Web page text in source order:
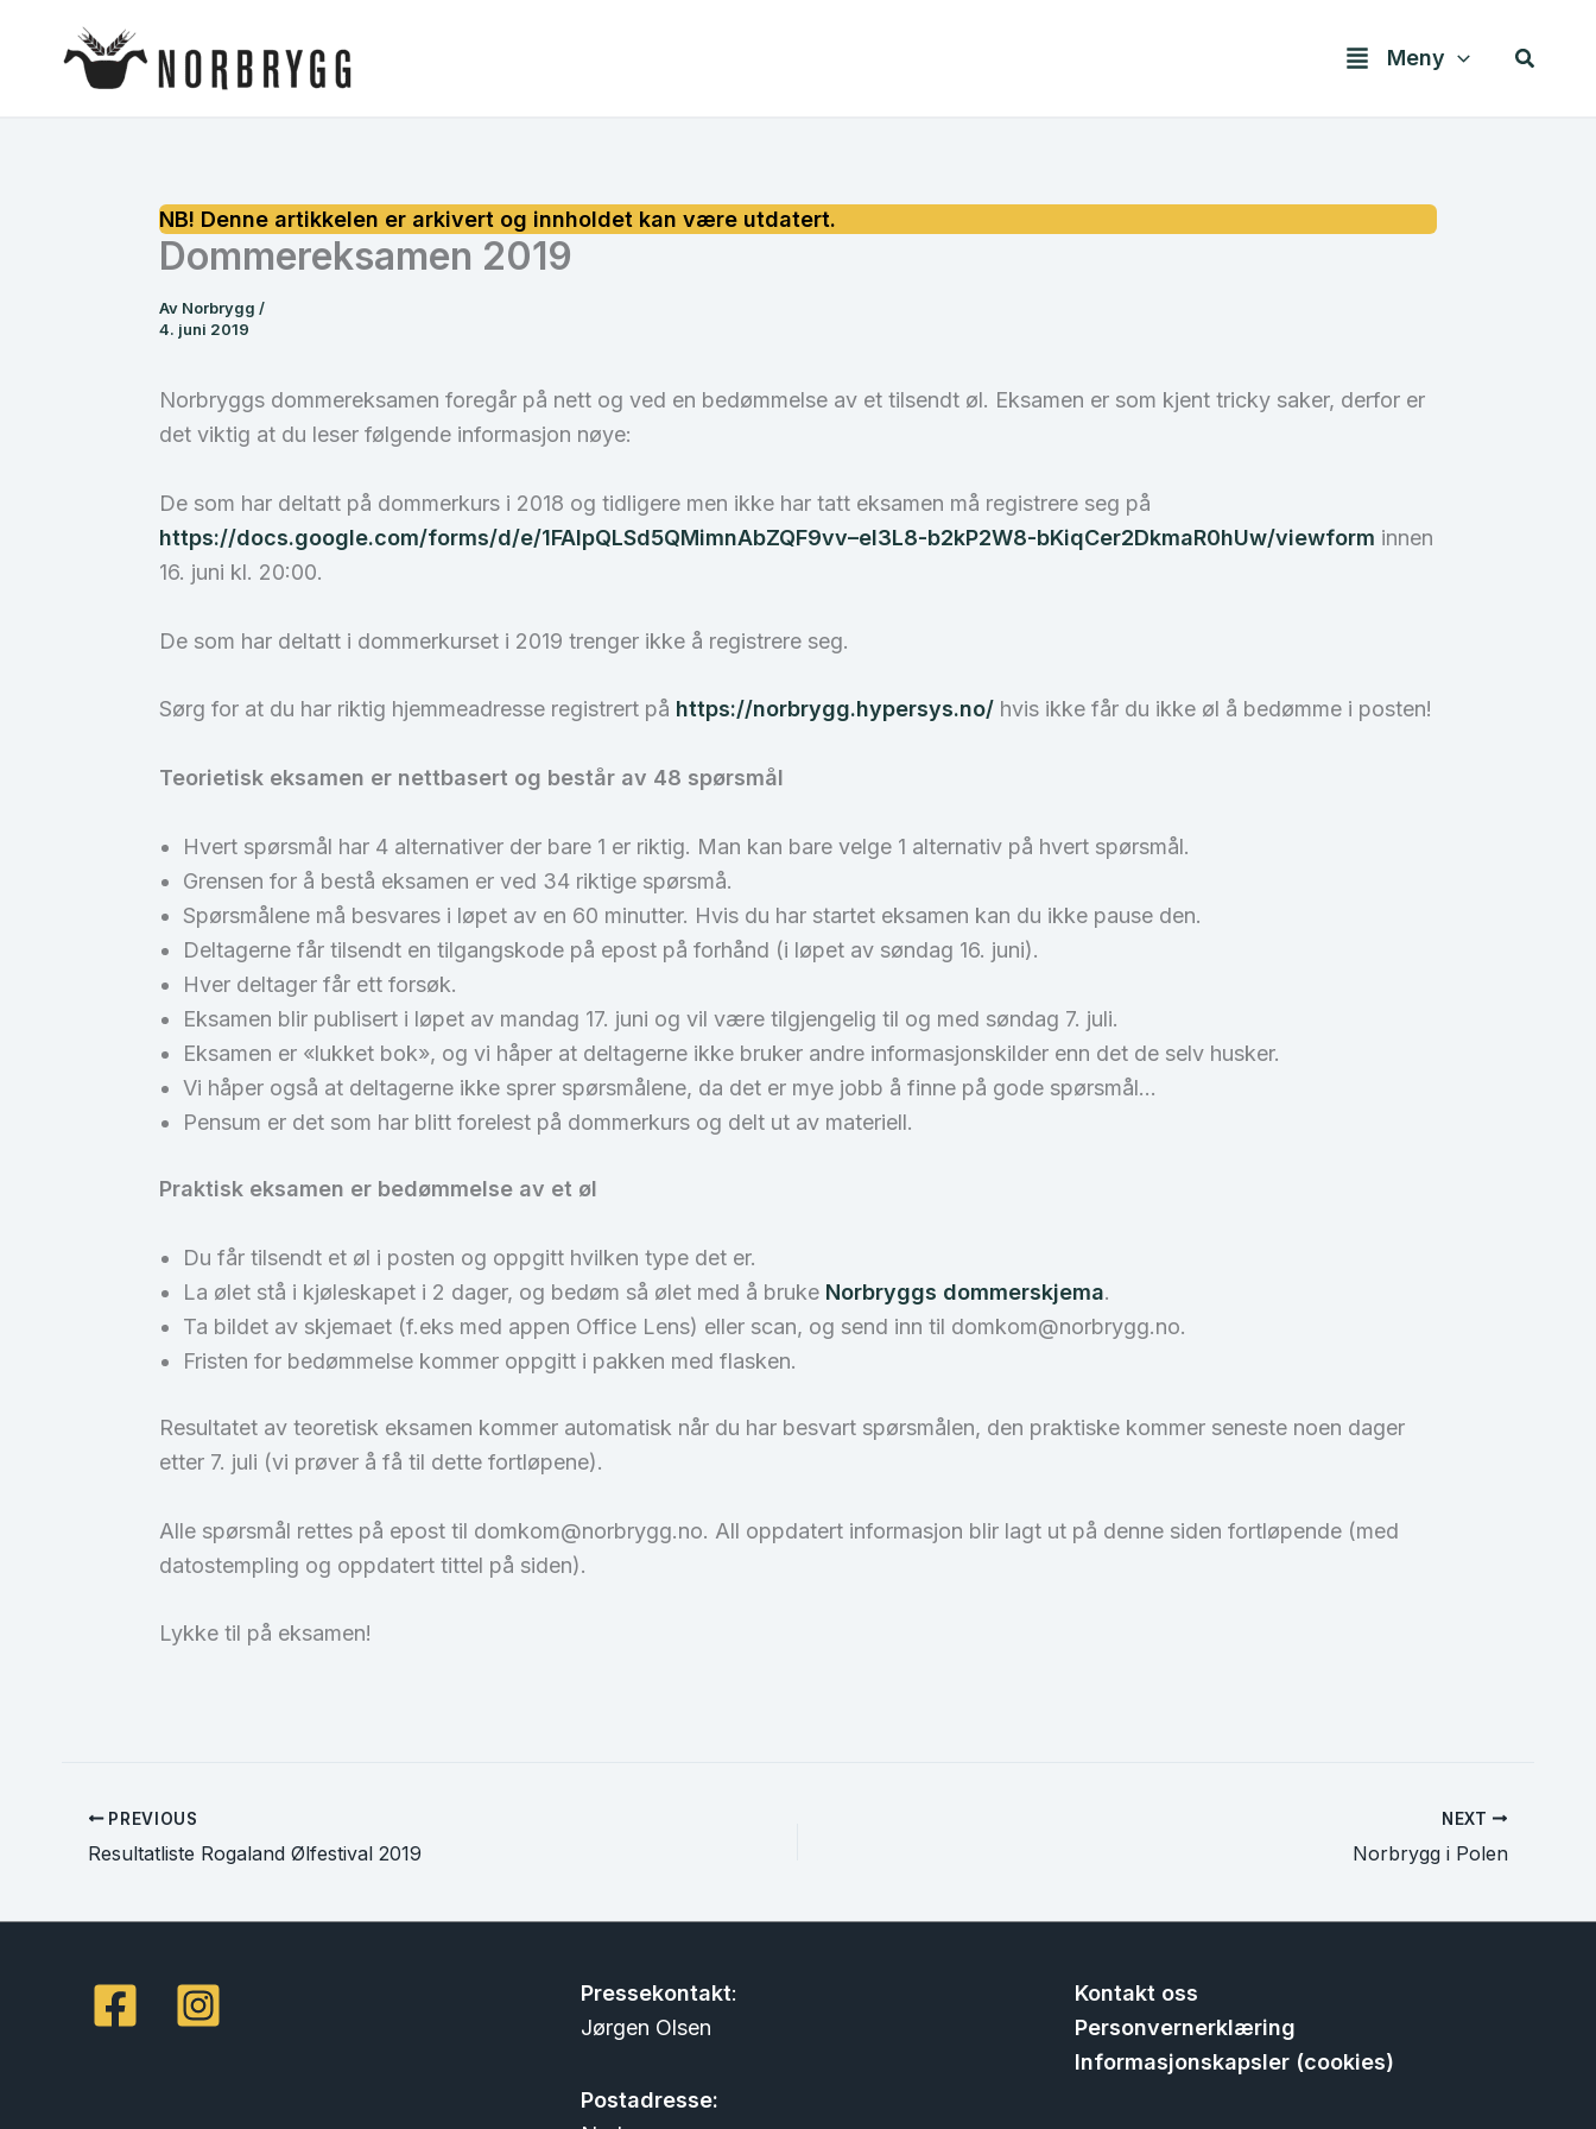
Meny Søk
Dommereksamen 2019
Av Norbrygg /
4. juni 2019
Norbryggs dommereksamen foregår på nett og ved en bedømmelse av et tilsendt øl. Eksamen er som kjent tricky saker, derfor er
det viktig at du leser følgende informasjon nøye:
De som har deltatt på dommerkurs i 2018 og tidligere men ikke har tatt eksamen må registrere seg på
https://docs.google.com/forms/d/e/1FAIpQLSd5QMimnAbZQF9vv–el3L8-b2kP2W8-bKiqCer2DkmaR0hUw/viewform innen
16. juni kl. 20:00.
De som har deltatt i dommerkurset i 2019 trenger ikke å registrere seg.
Sørg for at du har riktig hjemmeadresse registrert på https://norbrygg.hypersys.no/ hvis ikke får du ikke øl å bedømme i posten!
Teorietisk eksamen er nettbasert og består av 48 spørsmål
Hvert spørsmål har 4 alternativer der bare 1 er riktig. Man kan bare velge 1 alternativ på hvert spørsmål.
Grensen for å bestå eksamen er ved 34 riktige spørsmå.
Spørsmålene må besvares i løpet av en 60 minutter. Hvis du har startet eksamen kan du ikke pause den.
Deltagerne får tilsendt en tilgangskode på epost på forhånd (i løpet av søndag 16. juni).
Hver deltager får ett forsøk.
Eksamen blir publisert i løpet av mandag 17. juni og vil være tilgjengelig til og med søndag 7. juli.
Eksamen er «lukket bok», og vi håper at deltagerne ikke bruker andre informasjonskilder enn det de selv husker.
Vi håper også at deltagerne ikke sprer spørsmålene, da det er mye jobb å finne på gode spørsmål…
Pensum er det som har blitt forelest på dommerkurs og delt ut av materiell.
Praktisk eksamen er bedømmelse av et øl
Du får tilsendt et øl i posten og oppgitt hvilken type det er.
La ølet stå i kjøleskapet i 2 dager, og bedøm så ølet med å bruke Norbryggs dommerskjema.
Ta bildet av skjemaet (f.eks med appen Office Lens) eller scan, og send inn til domkom@norbrygg.no.
Fristen for bedømmelse kommer oppgitt i pakken med flasken.
Resultatet av teoretisk eksamen kommer automatisk når du har besvart spørsmålen, den praktiske kommer seneste noen dager
etter 7. juli (vi prøver å få til dette fortløpene).
Alle spørsmål rettes på epost til domkom@norbrygg.no. All oppdatert informasjon blir lagt ut på denne siden fortløpende (med
datostempling og oppdatert tittel på siden).
Lykke til på eksamen!
PREVIOUS
Resultatliste Rogaland Ølfestival 2019
NEXT
Norbrygg i Polen
Pressekontakt:
Jørgen Olsen
Postadresse:
Kontakt oss
Personvernerklæring
Informasjonskapsler (cookies)